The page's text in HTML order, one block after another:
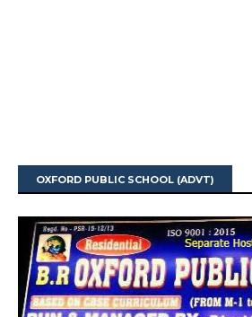
OXFORD PUBLIC SCHOOL (ADVT)